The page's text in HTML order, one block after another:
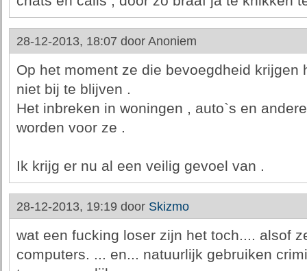
28-12-2013, 18:07 door Anoniem
Op het moment ze die bevoegdheid krijgen
niet bij te blijven .
Het inbreken in woningen , auto`s en
worden voor ze .
Ik krijg er nu al een veilig gevoel van .
28-12-2013, 19:19 door Skizmo
wat een fucking loser zijn het toch.... alsof
computers. ... en... natuurlijk gebruiken